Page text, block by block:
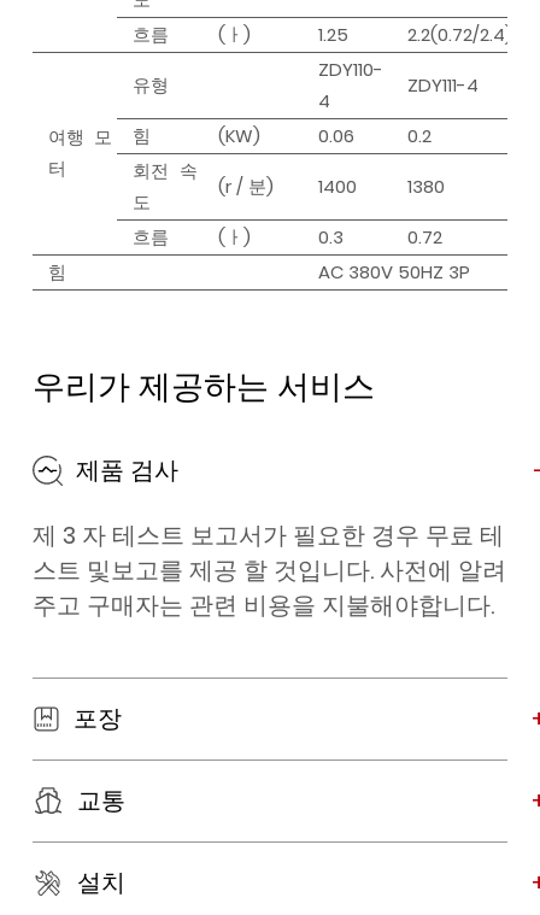
흐름
(ㅏ) 1.25 2.2(0.72/2.4)
여행 모
터
유형
ZDY110-
4
ZDY111-4
힘
(KW) 0.06 0.2
회전 속
도
(r / 분) 1400 1380
흐름
(ㅏ) 0.3 0.72
힘
AC 380V 50HZ 3P
우리가 제공하는 서비스
제품 검사
제 3 자 테스트 보고서가 필요한 경우 무료 테
스트 및보고를 제공 할 것입니다. 사전에 알려
주고 구매자는 관련 비용을 지불해야합니다.
포장
교통
설치